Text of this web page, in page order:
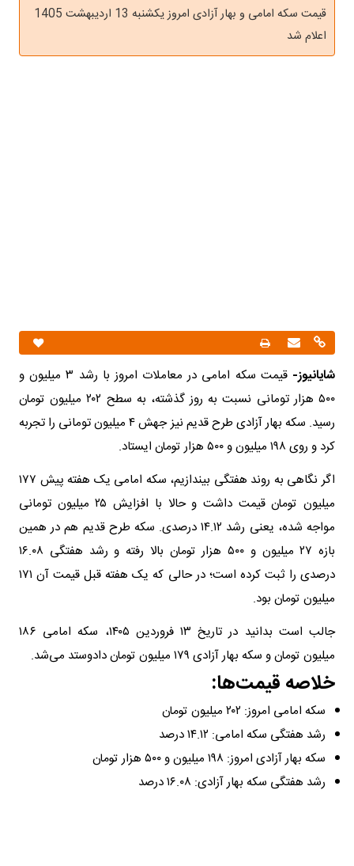
قیمت سکه امامی و بهار آزادی امروز یکشنبه 13 اردیبهشت 1405
اعلام شد
شایانیوز-
قیمت سکه امامی در معاملات امروز با رشد ۳ میلیون و
۵۰۰ هزار تومانی نسبت به روز گذشته، به سطح ۲۰۲ میلیون تومان
رسید. سکه بهار آزادی طرح قدیم نیز جهش ۴ میلیون تومانی را تجربه
کرد و روی ۱۹۸ میلیون و ۵۰۰ هزار تومان ایستاد.
اگر نگاهی به روند هفتگی بیندازیم، سکه امامی یک هفته پیش ۱۷۷
میلیون تومان قیمت داشت و حالا با افزایش ۲۵ میلیون تومانی
مواجه شده، یعنی رشد ۱۴.۱۲ درصدی. سکه طرح قدیم هم در همین
بازه ۲۷ میلیون و ۵۰۰ هزار تومان بالا رفته و رشد هفتگی ۱۶.۰۸
درصدی را ثبت کرده است؛ در حالی که یک هفته قبل قیمت آن ۱۷۱
میلیون تومان بود.
جالب است بدانید در تاریخ ۱۳ فروردین ۱۴۰۵، سکه امامی ۱۸۶
میلیون تومان و سکه بهار آزادی ۱۷۹ میلیون تومان دادوستد می‌شد.
خلاصه قیمت‌ها:
سکه امامی امروز: ۲۰۲ میلیون تومان
رشد هفتگی سکه امامی: ۱۴.۱۲ درصد
سکه بهار آزادی امروز: ۱۹۸ میلیون و ۵۰۰ هزار تومان
رشد هفتگی سکه بهار آزادی: ۱۶.۰۸ درصد